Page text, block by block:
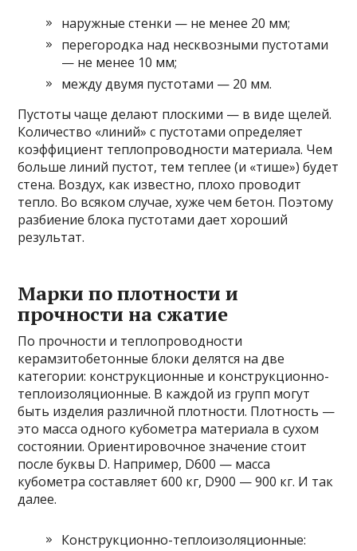
наружные стенки — не менее 20 мм;
перегородка над несквозными пустотами
— не менее 10 мм;
между двумя пустотами — 20 мм.
Пустоты чаще делают плоскими — в виде щелей.
Количество «линий» с пустотами определяет
коэффициент теплопроводности материала. Чем
больше линий пустот, тем теплее (и «тише») будет
стена. Воздух, как известно, плохо проводит
тепло. Во всяком случае, хуже чем бетон. Поэтому
разбиение блока пустотами дает хороший
результат.
Марки по плотности и
прочности на сжатие
По прочности и теплопроводности
керамзитобетонные блоки делятся на две
категории: конструкционные и конструкционно-
теплоизоляционные. В каждой из групп могут
быть изделия различной плотности. Плотность —
это масса одного кубометра материала в сухом
состоянии. Ориентировочное значение стоит
после буквы D. Например, D600 — масса
кубометра составляет 600 кг, D900 — 900 кг. И так
далее.
Конструкционно-теплоизоляционные: